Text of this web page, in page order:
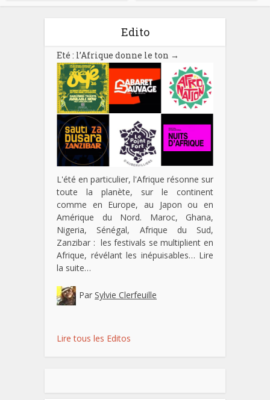
Edito
Eté : l’Afrique donne le ton →
L'été en particulier, l'Afrique résonne sur
toute la planète, sur le continent
comme en Europe, au Japon ou en
Amérique du Nord. Maroc, Ghana,
Nigeria, Sénégal, Afrique du Sud,
Zanzibar : les festivals se multiplient en
Afrique, révélant les inépuisables… Lire
la suite…
Par Sylvie Clerfeuille
Lire tous les Editos